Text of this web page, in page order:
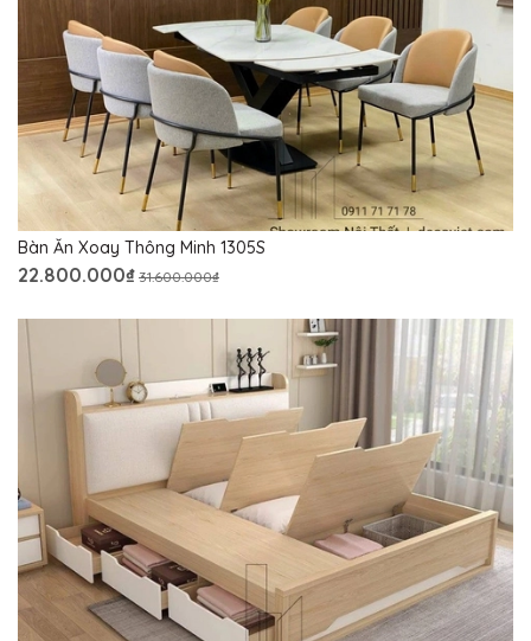
Bàn Ăn Xoay Thông Minh 1305S
22.800.000₫ 31.600.000₫